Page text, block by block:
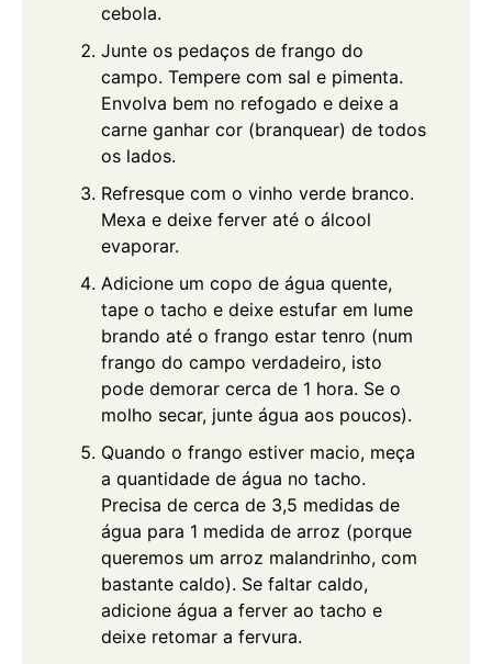
cebola.
Junte os pedaços de frango do
campo. Tempere com sal e pimenta.
Envolva bem no refogado e deixe a
carne ganhar cor (branquear) de todos
os lados.
Refresque com o vinho verde branco.
Mexa e deixe ferver até o álcool
evaporar.
Adicione um copo de água quente,
tape o tacho e deixe estufar em lume
brando até o frango estar tenro (num
frango do campo verdadeiro, isto
pode demorar cerca de 1 hora. Se o
molho secar, junte água aos poucos).
Quando o frango estiver macio, meça
a quantidade de água no tacho.
Precisa de cerca de 3,5 medidas de
água para 1 medida de arroz (porque
queremos um arroz malandrinho, com
bastante caldo). Se faltar caldo,
adicione água a ferver ao tacho e
deixe retomar a fervura.